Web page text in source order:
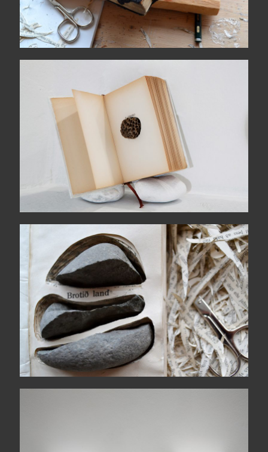
Poesia è amarezza
Land